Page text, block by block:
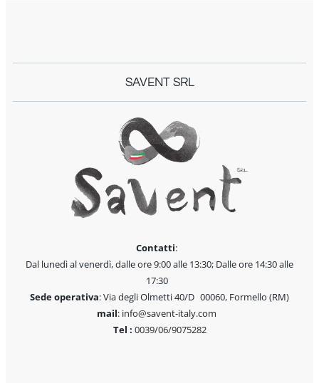
SAVENT SRL
Contatti:
Dal lunedì al venerdì, dalle ore 9:00 alle 13:30; Dalle ore 14:30 alle
17:30
Sede operativa: Via degli Olmetti 40/D 00060, Formello (RM)
mail: info@savent-italy.com
Tel : 0039/06/9075282